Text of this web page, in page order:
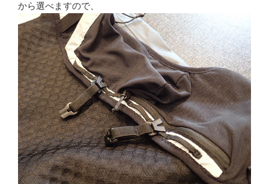
から選べますので、